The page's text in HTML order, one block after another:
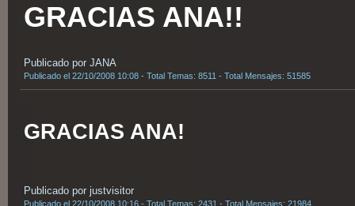
GRACIAS ANA!!
Publicado por JANA
Publicado el 22/10/2008 10:08 - Total Temas: 8511 - Total Mensajes: 51585
GRACIAS ANA!
Publicado por justvisitor
Publicado el 22/10/2008 10:16 - Total Temas: 2431 - Total Mensajes: 21984